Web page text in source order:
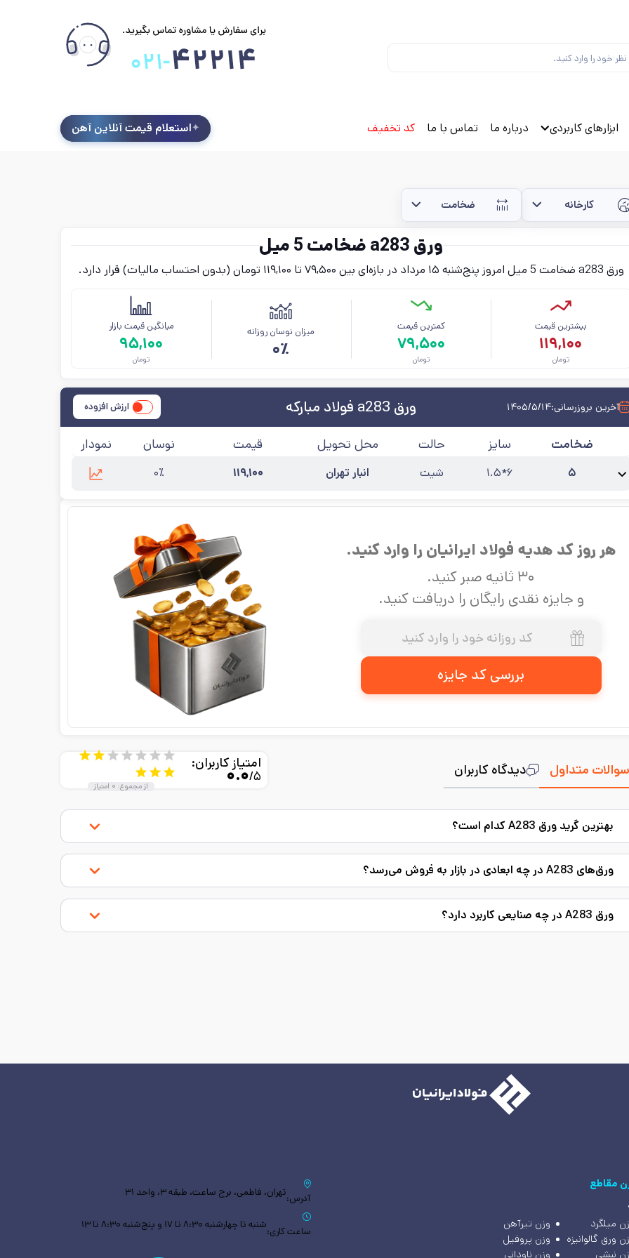
ابزارهای کاربردی درباره ما تماس با ما کد تخفیف استعلام قیمت آنلاین آهن
کارخانه ضخامت
ورق a283 ضخامت 5 میل
ورق a283 ضخامت 5 میل امروز پنج‌شنبه ۱۵ مرداد در بازه‌ای بین ۷۹,۵۰۰ تا ۱۱۹,۱۰۰ تومان (بدون احتساب مالیات) قرار دارد.
بیشترین قیمت
۱۱۹,۱۰۰
تومان
کمترین قیمت
۷۹,۵۰۰
تومان
میزان نوسان روزانه
۰٪
میانگین قیمت بازار
۹۵,۱۰۰
تومان
ارزش افزوده ورق a283 فولاد مبارکه آخرین بروزرسانی:۱۴۰۵/۵/۱۴
ضخامت سایز حالت محل تحویل قیمت نوسان نمودار
۵ ۶*۱.۵ شیت انبار تهران ۱۱۹,۱۰۰ ۰٪
هر روز کد هدیه فولاد ایرانیان را وارد کنید.
۳۰ ثانیه صبر کنید.
و جایزه نقدی رایگان را دریافت کنید.
بررسی کد جایزه
سوالات متداول دیدگاه کاربران امتیاز کاربران:
۰.۰/۵
از مجموع: ۰ امتیاز
بهترین گرید ورق A283 کدام است؟
ورق‌‌های A283 در چه ابعادی در بازار به فروش می‌رسد؟
ورق A283 در چه صنایعی کاربرد دارد؟
مقاطع
میلگرد
وزن تیرآهن
ورق گالوانیزه
وزن پروفیل
نبشی
وزن ناودانی
آدرس:تهران، فاطمی، برج ساعت، طبقه ۳، واحد ۳۱
ساعت کاری:شنبه تا چهارشنبه ۸:۳۰ تا ۱۷ و پنج‌شنبه ۸:۳۰ تا ۱۳